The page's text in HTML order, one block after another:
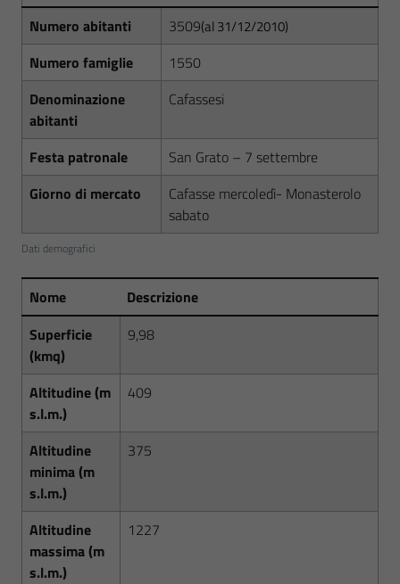
Dati demografici
Numero abitanti
3509(al 31/12/2010)
Numero famiglie
1550
Denominazione
abitanti
Cafassesi
Festa patronale
San Grato – 7 settembre
Giorno di mercato
Cafasse mercoledì- Monasterolo
sabato
Nome
Descrizione
Superficie
(kmq)
9,98
Altitudine (m
s.l.m.)
409
Altitudine
minima (m
s.l.m.)
375
Altitudine
massima (m
s.l.m.)
1227